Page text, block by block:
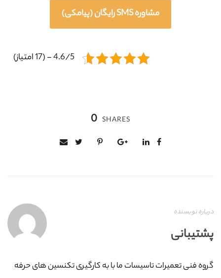
مشاوره SMS رایگان (پیامکی)
4.6/5 - (17 امتیاز)
0 SHARES
درباره نویسنده
پشتیبانی
گروه فنی تعمیرات تاسیسات ما با به‌ کارگیری تکنسین های حرفه